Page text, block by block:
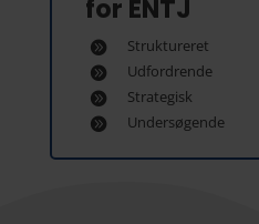
for ENTJ
Struktureret
Udfordrende
Strategisk
Undersøgende